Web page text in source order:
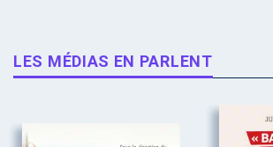
LES MÉDIAS EN PARLENT